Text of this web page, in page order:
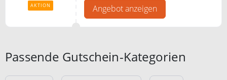
AKTION
Aktion von Venize zu gelangen
Angebot anzeigen
Passende Gutschein-Kategorien